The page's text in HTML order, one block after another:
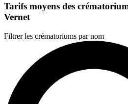
Tarifs moyens des
Vernet
Filtrer les crématoriums par nom